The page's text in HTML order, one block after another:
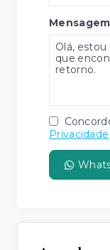
Mensagem
Privacidade